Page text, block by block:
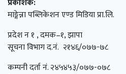
प्रकाशक:
माङ्गेन्ना पब्लिकेशन एण्ड मिडिया प्रा.लि.
प्रदेश न १ , दमक–१, झापा
सूचना विभाग द.नं. २१४६/०७७-७८
कम्पनी दर्ता नं. २४५४५३/०७७-०७८